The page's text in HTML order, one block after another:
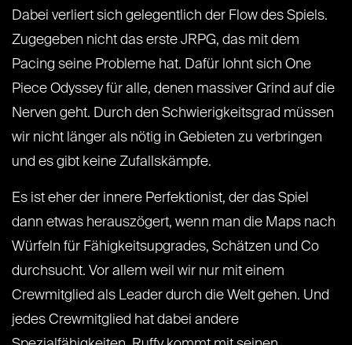
Dabei verliert sich gelegentlich der Flow des Spiels.
Zugegeben nicht das erste JRPG, das mit dem
Pacing seine Probleme hat. Dafür lohnt sich One
Piece Odyssey für alle, denen massiver Grind auf die
Nerven geht. Durch den Schwierigkeitsgrad müssen
wir nicht länger als nötig in Gebieten zu verbringen
und es gibt keine Zufallskämpfe.
Es ist eher der innere Perfektionist, der das Spiel
dann etwas herauszögert, wenn man die Maps nach
Würfeln für Fähigkeitsupgrades, Schätzen und Co
durchsucht. Vor allem weil wir nur mit einem
Crewmitglied als Leader durch die Welt gehen. Und
jedes Crewmitglied hat dabei andere